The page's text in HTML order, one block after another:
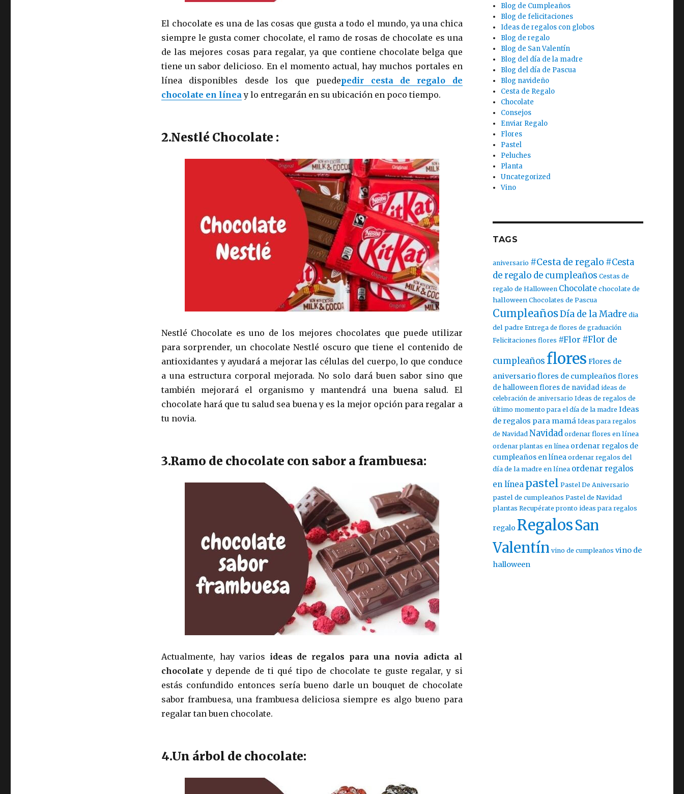
El chocolate es una de las cosas que gusta a todo el mundo, ya una chica
siempre le gusta comer chocolate, el ramo de rosas de chocolate es una
de las mejores cosas para regalar, ya que contiene chocolate belga que
tiene un sabor delicioso. En el momento actual, hay muchos portales en
línea disponibles desde los que puedepedir cesta de regalo de
chocolate en líneay lo entregarán en su ubicación en poco tiempo.
2.Nestlé Chocolate :
Nestlé Chocolate es uno de los mejores chocolates que puede utilizar
para sorprender, un chocolate Nestlé oscuro que tiene el contenido de
antioxidantes y ayudará a mejorar las células del cuerpo, lo que conduce
a una estructura corporal mejorada. No solo dará buen sabor sino que
también mejorará el organismo y mantendrá una buena salud. El
chocolate hará que tu salud sea buena y es la mejor opción para regalar a
tu novia.
3.Ramo de chocolate con sabor a frambuesa:
Actualmente, hay varios ideas de regalos para una novia adicta al
chocolate y depende de ti qué tipo de chocolate te guste regalar, y si
estás confundido entonces sería bueno darle un bouquet de chocolate
sabor frambuesa, una frambuesa deliciosa siempre es algo bueno para
regalar tan buen chocolate.
4.Un árbol de chocolate:
Blog de Cumpleaños
Blog de felicitaciones
Ideas de regalos con globos
Blog de regalo
Blog de San Valentín
Blog del día de la madre
Blog del día de Pascua
Blog navideño
Cesta de Regalo
Chocolate
Consejos
Enviar Regalo
Flores
Pastel
Peluches
Planta
Uncategorized
Vino
TAGS
aniversario #Cesta de regalo #Cesta
de regalo de cumpleaños Cestas de
regalo de Halloween Chocolate chocolate de
halloween Chocolates de Pascua
CumpleañosDía de la Madre dia
del padre Entrega de flores de graduación
Felicitaciones flores #Flor #Flor de
cumpleañosflores Flores de
aniversarioflores de cumpleaños flores
de halloweenflores de navidad ideas de
celebración de aniversario Ideas de regalos de
último momento para el día de la madre Ideas
de regalos para mamá Ideas para regalos
de Navidad Navidadordenar flores en línea
ordenar plantas en línea ordenar regalos de
cumpleaños en línea ordenar regalos del
día de la madre en línea ordenar regalos
en línea pastel Pastel De Aniversario
pastel de cumpleaños Pastel de Navidad
plantas Recupérate pronto ideas para regalos
regalo RegalosSan
Valentín vino de cumpleaños vino de
halloween